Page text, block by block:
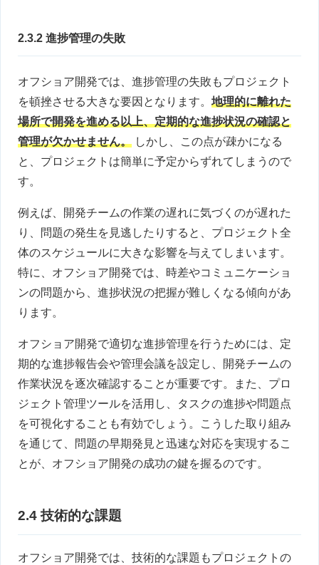
2.3.2 進捗管理の失敗
オフショア開発では、進捗管理の失敗もプロジェクト
を頓挫させる大きな要因となります。 地理的に離れた
場所で開発を進める以上、定期的な進捗状況の確認と
管理が欠かせません。 しかし、この点が疎かになる
と、プロジェクトは簡単に予定からずれてしまうので
す。
例えば、開発チームの作業の遅れに気づくのが遅れた
り、問題の発生を見逃したりすると、プロジェクト全
体のスケジュールに大きな影響を与えてしまいます。
特に、オフショア開発では、時差やコミュニケーショ
ンの問題から、進捗状況の把握が難しくなる傾向があ
ります。
オフショア開発で適切な進捗管理を行うためには、定
期的な進捗報告会や管理会議を設定し、開発チームの
作業状況を逐次確認することが重要です。また、プロ
ジェクト管理ツールを活用し、タスクの進捗や問題点
を可視化することも有効でしょう。こうした取り組み
を通じて、問題の早期発見と迅速な対応を実現するこ
とが、オフショア開発の成功の鍵を握るのです。
2.4 技術的な課題
オフショア開発では、技術的な課題もプロジェクトの